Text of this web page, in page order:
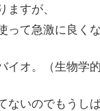
ますが、
って急激に良く
イオ。（生物学的
ないのでもうし